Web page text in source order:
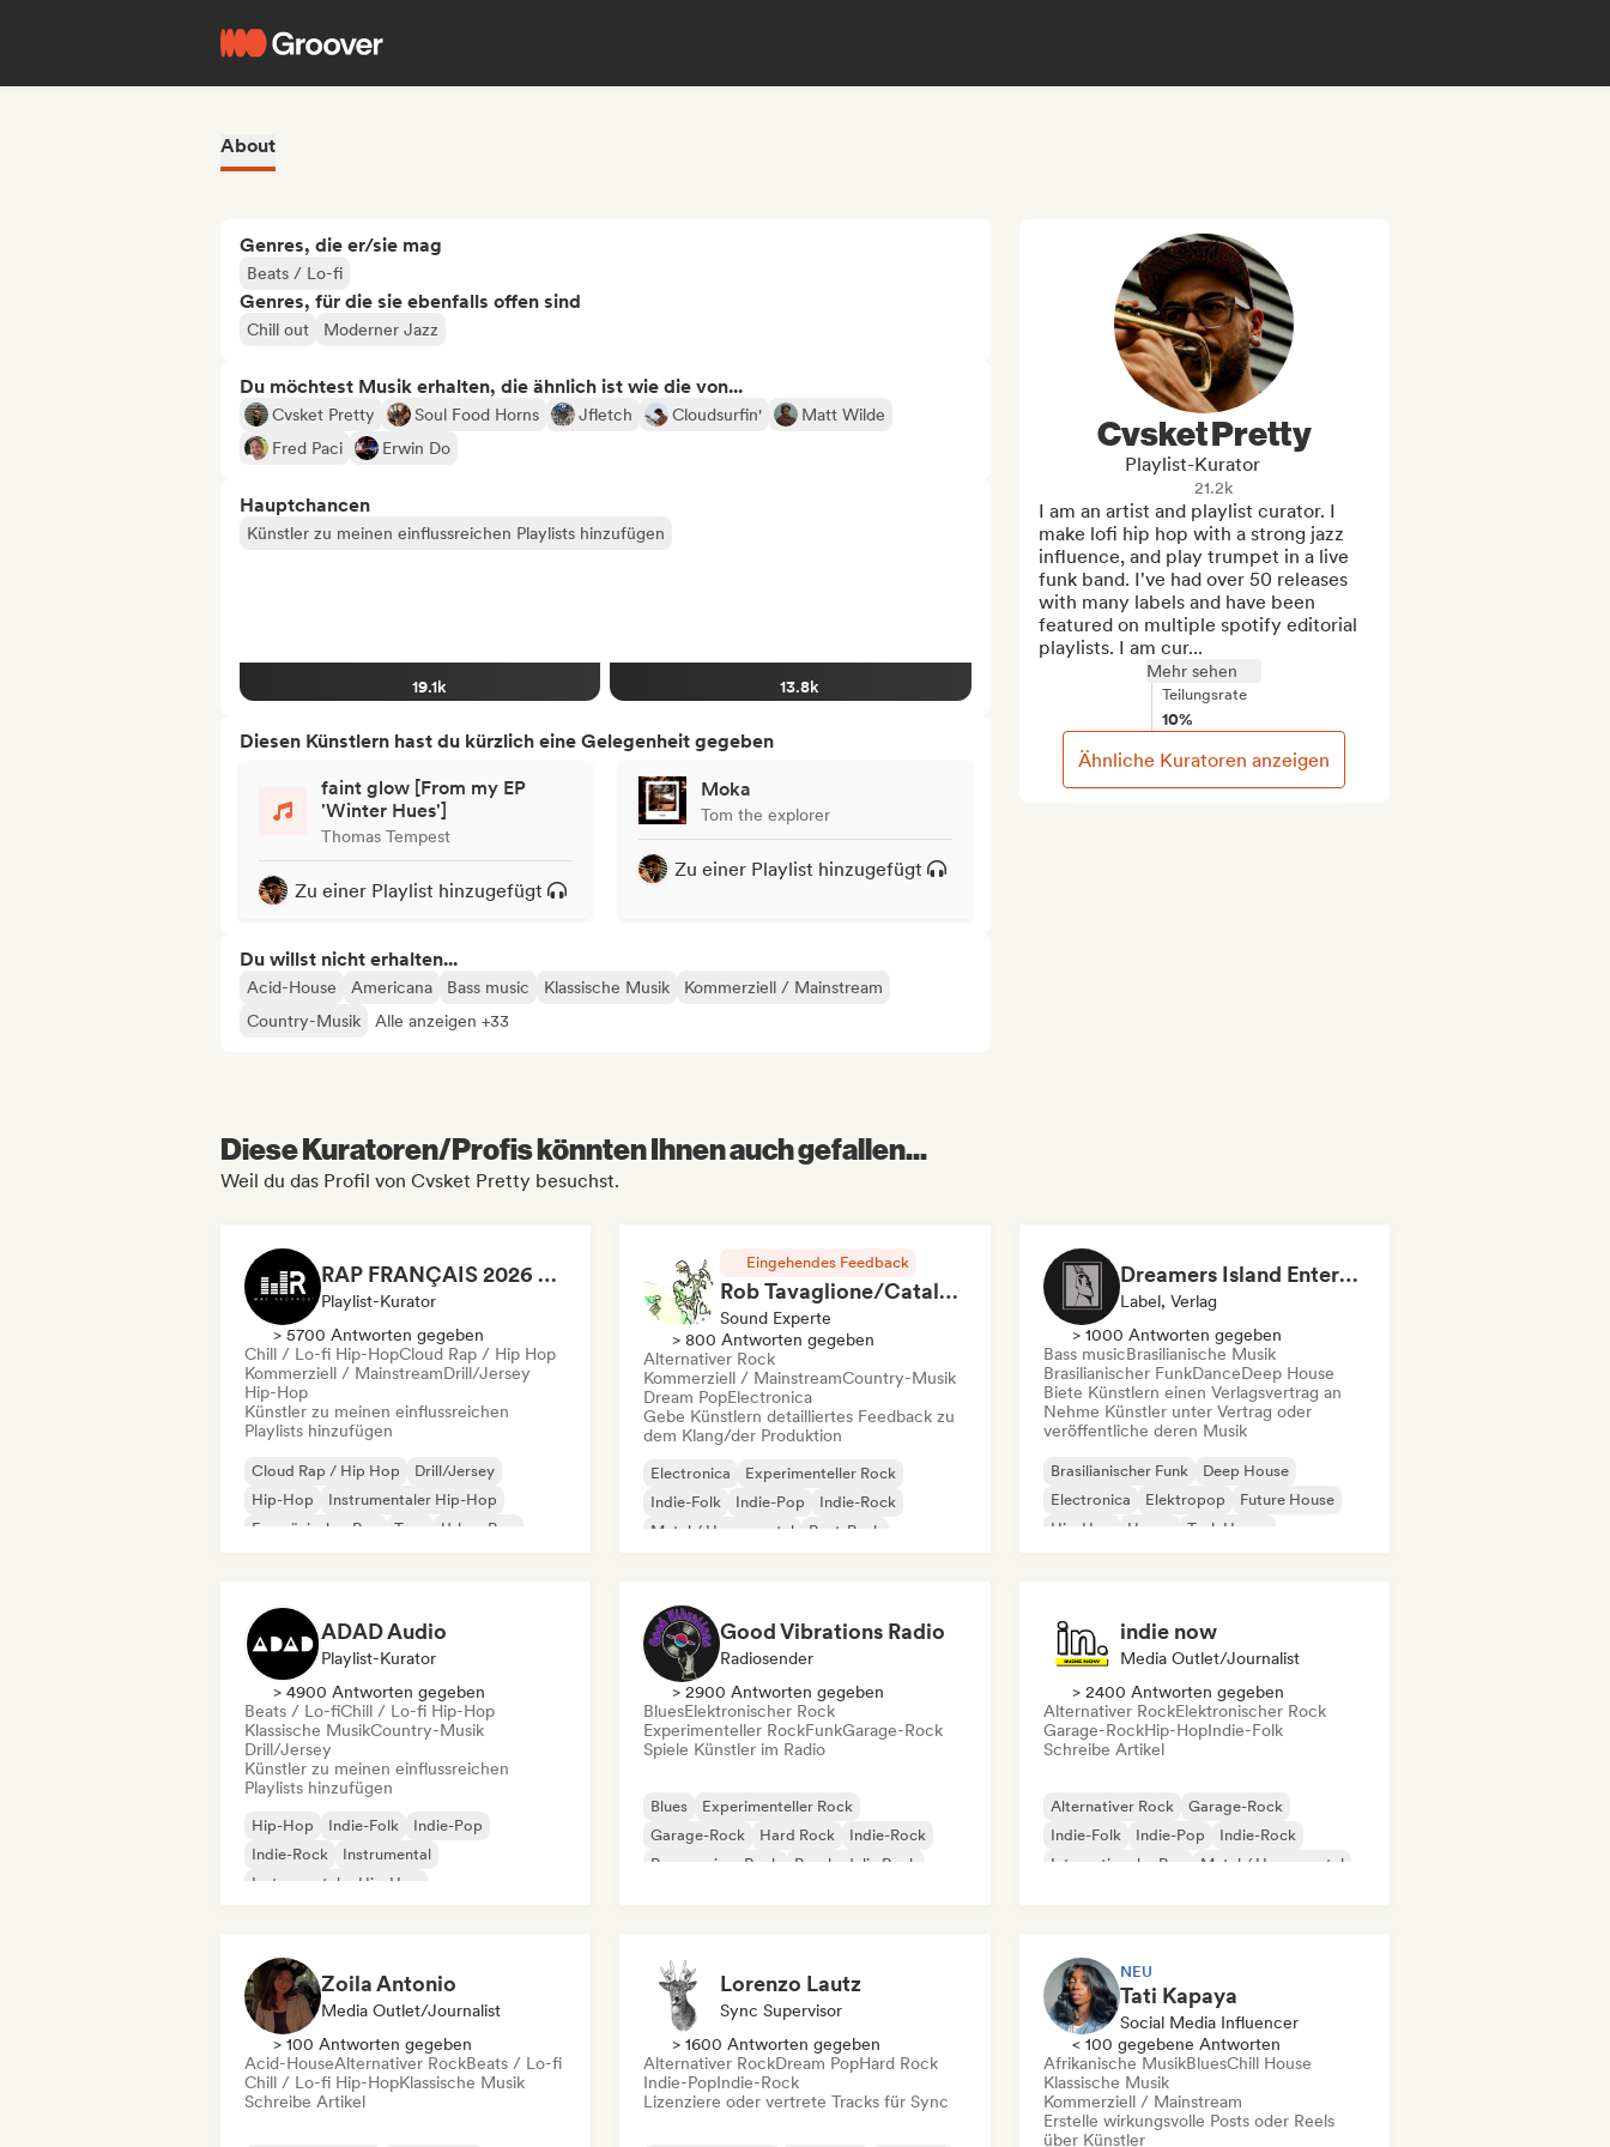
About
Genres, die er/sie mag
Beats / Lo-fi
Genres, für die sie ebenfalls offen sind
Chill out Moderner Jazz
Du möchtest Musik erhalten, die ähnlich ist wie die von...
Cvsket Pretty Soul Food Horns Jfletch Cloudsurfin'
Matt Wilde
Fred Paci
Erwin Do
Hauptchancen
Künstler zu meinen einflussreichen Playlists hinzufügen
19.1k 13.8k
Diesen Künstlern hast du kürzlich eine Gelegenheit gegeben
faint glow [From my EP
'Winter Hues']
Thomas Tempest
Zu einer Playlist hinzugefügt
Moka
Tom the explorer
Zu einer Playlist hinzugefügt
Du willst nicht erhalten...
Acid-House Americana Bass music Klassische Musik
Kommerziell / Mainstream
Country-Musik
Alle anzeigen +33
Cvsket Pretty
Playlist-Kurator
21.2k
I am an artist and playlist curator. I
make lofi hip hop with a strong jazz
influence, and play trumpet in a live
funk band. I've had over 50 releases
with many labels and have been
featured on multiple spotify editorial
playlists. I am cur...
Mehr sehen
Teilungsrate
10%
Ähnliche Kuratoren anzeigen
Diese Kuratoren/Profis könnten Ihnen auch gefallen...
Weil du das Profil von Cvsket Pretty besuchst.
RAP FRANÇAIS 2026 🔥🇫🇷 (Way Records)
Playlist-Kurator
> 5700 Antworten gegeben
Chill / Lo-fi Hip-HopCloud Rap / Hip Hop
Kommerziell / MainstreamDrill/Jersey
Hip-Hop
Künstler zu meinen einflussreichen
Playlists hinzufügen
Cloud Rap / Hip Hop
Drill/Jersey
Hip-Hop
Instrumentaler Hip-Hop
Französischer Rap
Trap
Urban Pop
Eingehendes Feedback
Rob Tavaglione/Catalyst Recording
Sound Experte
> 800 Antworten gegeben
Alternativer Rock
Kommerziell / MainstreamCountry-Musik
Dream PopElectronica
Gebe Künstlern detailliertes Feedback zu
dem Klang/der Produktion
Electronica
Experimenteller Rock
Indie-Folk
Indie-Pop
Indie-Rock
Metal / Heavy metal
Post-Punk
Dreamers Island Entertainment
Label, Verlag
> 1000 Antworten gegeben
Bass musicBrasilianische Musik
Brasilianischer FunkDanceDeep House
Biete Künstlern einen Verlagsvertrag an
Nehme Künstler unter Vertrag oder
veröffentliche deren Musik
Brasilianischer Funk
Deep House
Electronica
Elektropop
Future House
Hip-Hop
House Tech House
ADAD Audio
Playlist-Kurator
> 4900 Antworten gegeben
Beats / Lo-fiChill / Lo-fi Hip-Hop
Klassische MusikCountry-Musik
Drill/Jersey
Künstler zu meinen einflussreichen
Playlists hinzufügen
Hip-Hop Indie-Folk
Indie-Pop
Indie-Rock
Instrumental
Instrumentaler Hip-Hop
Good Vibrations Radio
Radiosender
> 2900 Antworten gegeben
BluesElektronischer Rock
Experimenteller RockFunkGarage-Rock
Spiele Künstler im Radio
Blues
Experimenteller Rock
Garage-Rock
Hard Rock
Indie-Rock
Progressiver Rock
Psychedelic Rock
indie now
Media Outlet/Journalist
> 2400 Antworten gegeben
Alternativer RockElektronischer Rock
Garage-RockHip-HopIndie-Folk
Schreibe Artikel
Alternativer Rock
Garage-Rock
Indie-Folk
Indie-Pop
Indie-Rock
Internationaler Rap
Metal / Heavy metal
Zoila Antonio
Media Outlet/Journalist
> 100 Antworten gegeben
Acid-HouseAlternativer RockBeats / Lo-fi
Chill / Lo-fi Hip-HopKlassische Musik
Schreibe Artikel
Lorenzo Lautz
Sync Supervisor
> 1600 Antworten gegeben
Alternativer RockDream PopHard Rock
Indie-PopIndie-Rock
Lizenziere oder vertrete Tracks für Sync
NEU
Tati Kapaya
Social Media Influencer
< 100 gegebene Antworten
Afrikanische MusikBluesChill House
Klassische Musik
Kommerziell / Mainstream
Erstelle wirkungsvolle Posts oder Reels
über Künstler